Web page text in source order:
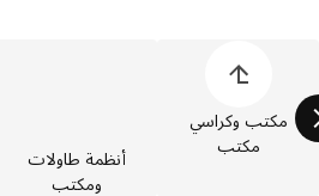
مكتب وكراسي
مكتب
أنظمة طاولات
ومكتب